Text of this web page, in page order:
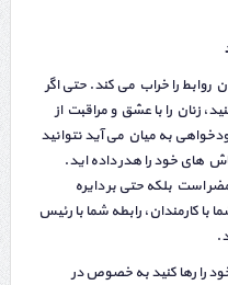
را خراب می کند. حتی اگر
زنان را با عشق و مراقبت از
به میان می آید نتوانید
های خود را هدر داده اید.
است بلکه حتی بر دایره
با کارمندان، رابطه شما با رئیس
را رها کنید به خصوص در